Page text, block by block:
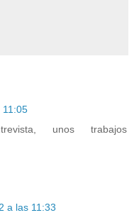
11:05
unos trabajos
a las 11:33